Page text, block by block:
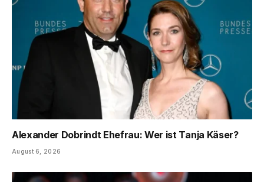
Alexander Dobrindt Ehefrau: Wer ist Tanja Käser?
August 6, 2026